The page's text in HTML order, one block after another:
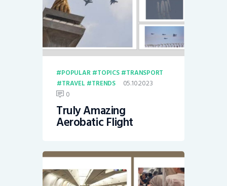
POPULAR TOPICS
TRANSPORT
TRAVEL
TRENDS
05.10.2023
0
Truly Amazing
Aerobatic Flight